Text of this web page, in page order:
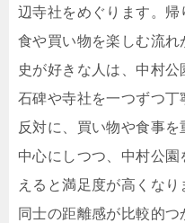
辺寺社をめぐります。
食や買い物を楽しむ流
史が好きな人は、中村公
石碑や寺社を一つずつ丁
反対に、買い物や食事
中心にしつつ、中村公
えると満足度が高くな
同士の距離感が比較的